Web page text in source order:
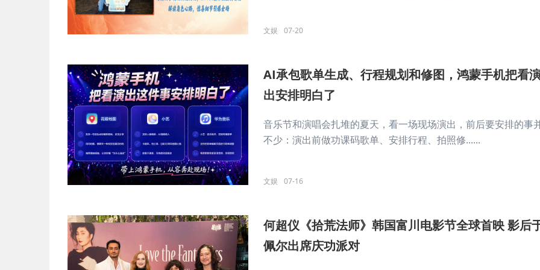
文娱 07-20
AI承包歌单生成、行程规划和修图，鸿蒙手机把看
出安排明白了
音乐节和演唱会扎堆的夏天，看一场现场演出，前后要安排的事
不少：演出前做功课码歌单、安排行程、拍照修......
文娱 07-16
何超仪《拾荒法师》韩国富川电影节全球首映 影后
佩尔出席庆功派对